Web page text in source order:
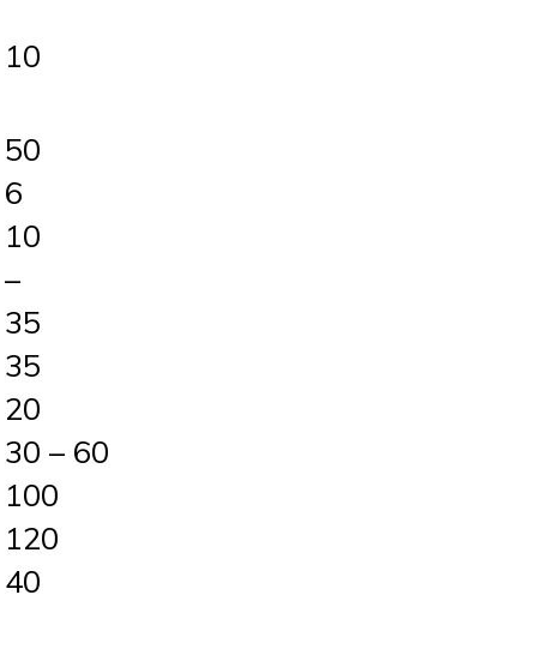
10
50
6
10
–
35
35
20
30 – 60
100
120
40